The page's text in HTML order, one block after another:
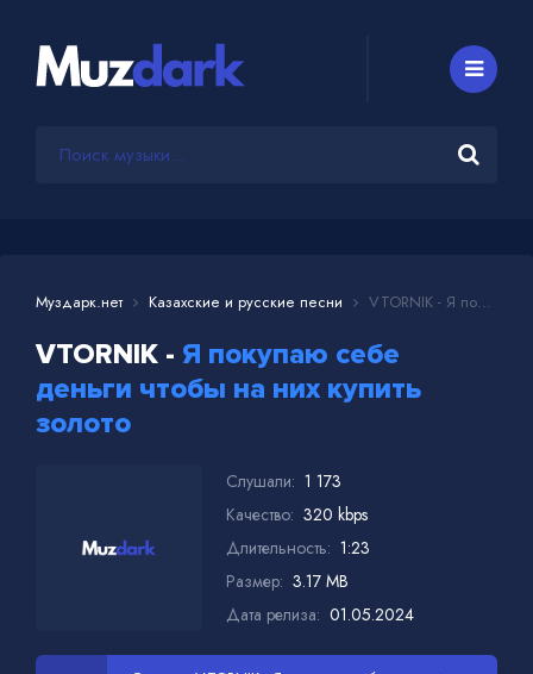
Муздарк.нет Казахские и русские песни VTORNIK - Я покупаю себе деньги чтобы на них купить золото
VTORNIK - Я покупаю себе
деньги чтобы на них купить
золото
Слушали: 1 173
Качество: 320 kbps
Длительность: 1:23
Размер: 3.17 MB
Дата релиза: 01.05.2024